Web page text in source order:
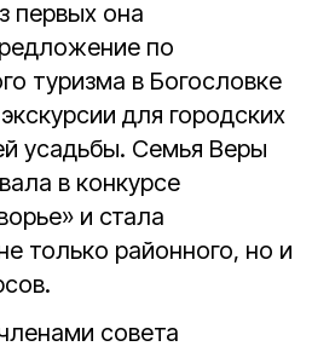
первых она
по
туризма в Богословке
для городских
усадьбы. Семья Веры
в конкурсе
и стала
только районного, но и
совета